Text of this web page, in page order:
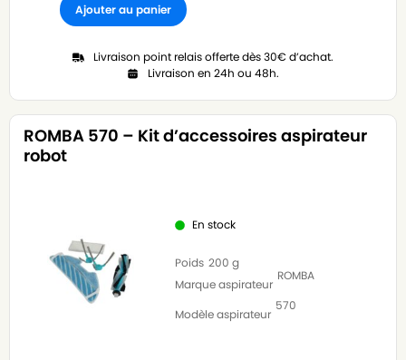
Ajouter au panier
Livraison point relais offerte dès 30€ d’achat.
Livraison en 24h ou 48h.
ROMBA 570 – Kit d’accessoires aspirateur
robot
En stock
Poids 200 g
Marque aspirateur
ROMBA
Modèle aspirateur
570